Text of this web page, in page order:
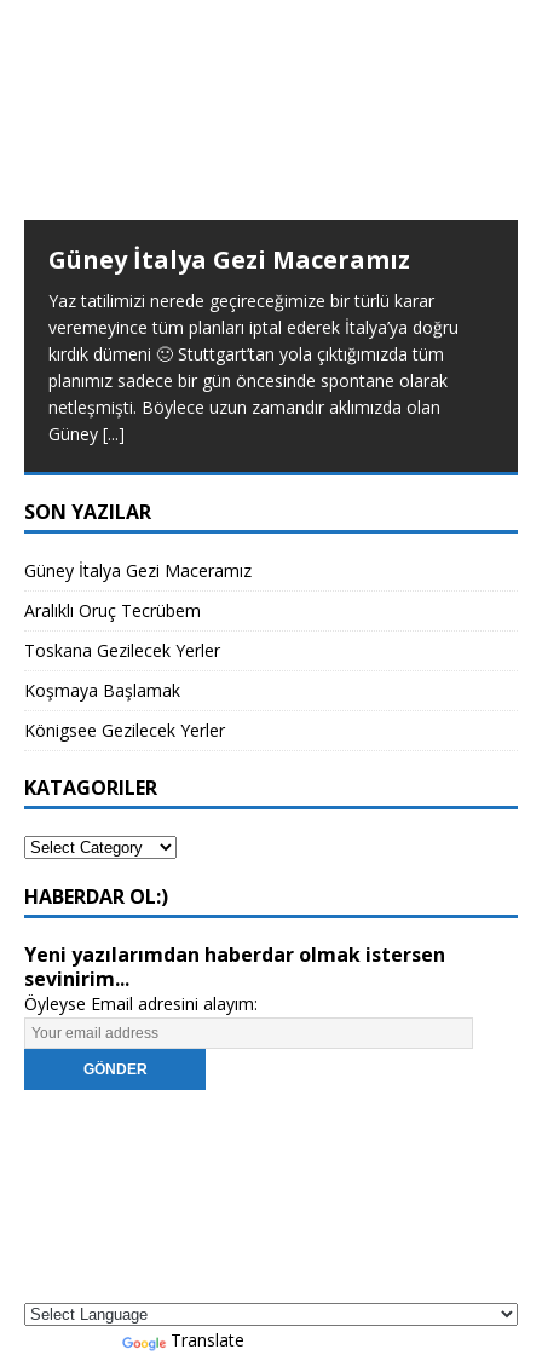
Güney İtalya Gezi Maceramız
Yaz tatilimizi nerede geçireceğimize bir türlü karar
veremeyince tüm planları iptal ederek İtalya’ya doğru
kırdık dümeni 🙂 Stuttgart’tan yola çıktığımızda tüm
planımız sadece bir gün öncesinde spontane olarak
netleşmişti. Böylece uzun zamandır aklımızda olan
Güney [...]
SON YAZILAR
Güney İtalya Gezi Maceramız
Aralıklı Oruç Tecrübem
Toskana Gezilecek Yerler
Koşmaya Başlamak
Königsee Gezilecek Yerler
KATAGORILER
HABERDAR OL:)
Yeni yazılarımdan haberdar olmak istersen
sevinirim...
Öyleyse Email adresini alayım:
Translate